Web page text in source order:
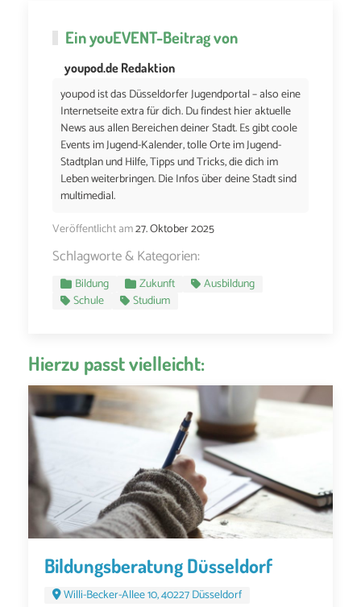
EinyouEVENT-Beitrag von
youpod.de Redaktion
youpod ist das Düsseldorfer Jugendportal – also eine
Internetseite extra für dich. Du findest hier aktuelle
News aus allen Bereichen deiner Stadt. Es gibt coole
Events im Jugend-Kalender, tolle Orte im Jugend-
Stadtplan und Hilfe, Tipps und Tricks, die dich im
Leben weiterbringen. Die Infos über deine Stadt sind
multimedial.
Veröffentlicht am27. Oktober 2025
Schlagworte & Kategorien:
Bildung Zukunft
Ausbildung
Schule
Studium
Hierzu passt vielleicht:
Bildungsberatung Düsseldorf
Willi-Becker-Allee 10, 40227 Düsseldorf